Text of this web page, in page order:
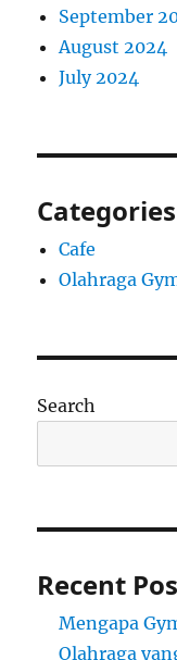
September
August 2024
July 2024
Categories
Cafe
Olahraga
Search
Recent
Mengapa
Olahraga